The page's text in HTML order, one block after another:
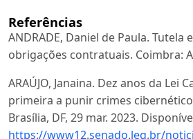
Referências
ANDRADE, Daniel de Paula. Tutela
obrigações contratuais. Coimbra:
ARAÚJO, Janaina. Dez anos da Lei
primeira a punir crimes
Brasília, DF, 29 mar. 2023.
https://www12.senado.leg.br/